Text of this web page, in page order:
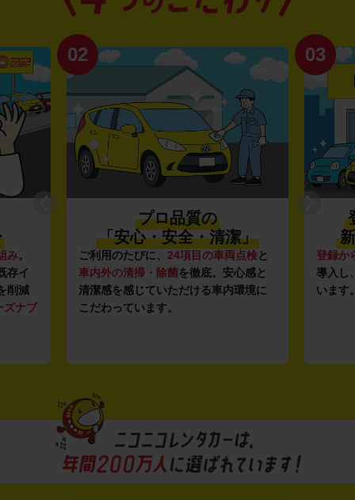
み。
存イ
削減
ズナブ
02
プロ品質の
「安心・安全・清潔」
ご利用のたびに、 24項目の車両点検と
車内外の清掃・除菌を徹底。安心感と
清潔感を感じていただける車内環境に
こだわっています。
03
登録か
導入し
います